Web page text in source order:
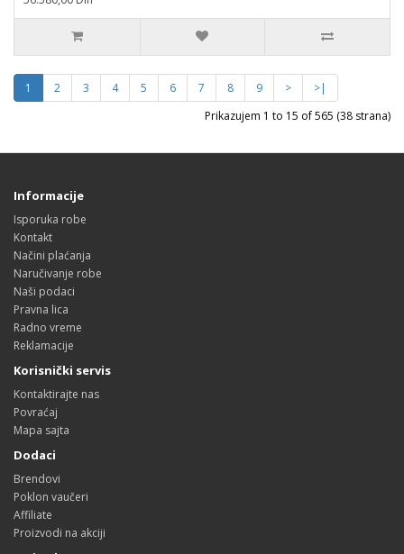
1 2 3 4 5 6 7 8 9 >
>|
Prikazujem 1 to 15 of 565 (38 strana)
Informacije
Isporuka robe
Kontakt
Načini plaćanja
Naručivanje robe
Naši podaci
Pravna lica
Radno vreme
Reklamacije
Korisnički servis
Kontaktirajte nas
Povraćaj
Mapa sajta
Dodaci
Brendovi
Poklon vaučeri
Affiliate
Proizvodi na akciji